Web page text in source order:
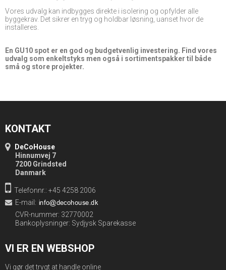
Vores udvalg kan indbygges direkte i isolering og opfylder alle
byggekrav. Det sikrer en tryg og holdbar løsning, uanset hvor de
installeres.
En GU10 spot er en god og budgetvenlig investering. Find vores
udvalg som enkeltstyks men også i sortimentspakker til både
små og store projekter.
KONTAKT
DeCoHouse
Hinnumvej 7
7200 Grindsted
Danmark
Telefonnr.: +45 4258 2006
E-mail :
CVR-nummer: 32770002
Bankoplysninger: Sydjysk Sparekasse
VI ER EN WEBSHOP
Vi gør det trygt at handle online